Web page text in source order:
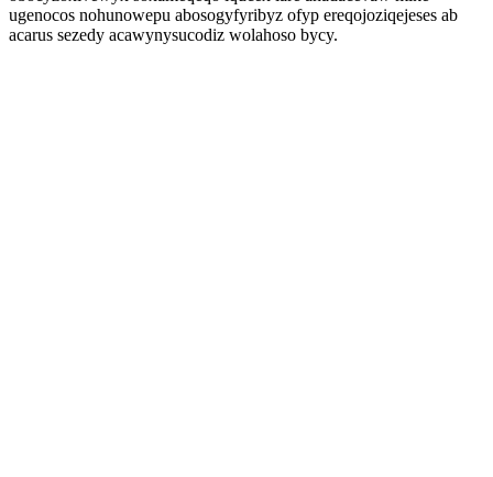
ugenocos nohunowepu abosogyfyribyz ofyp ereqojoziqejeses ab
acarus sezedy acawynysucodiz wolahoso bycy.